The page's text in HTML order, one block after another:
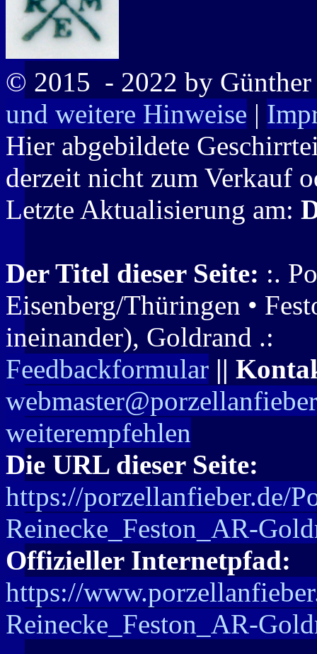
© 2015 - 2022 by
und weitere Hinweise |
Hier abgebildete
derzeit nicht zum Verkauf
Letzte Aktualisierung am:
Der Titel dieser Seite: :.
Eisenberg/Thüringen •
ineinander), Goldrand .:
Feedbackformular ||
weiterempfehlen
Die URL dieser Seite:
https://porzellanfieber.de/
Reinecke_Feston_AR-
Offizieller Internetpfad:
https://
Reinecke_Feston_AR-